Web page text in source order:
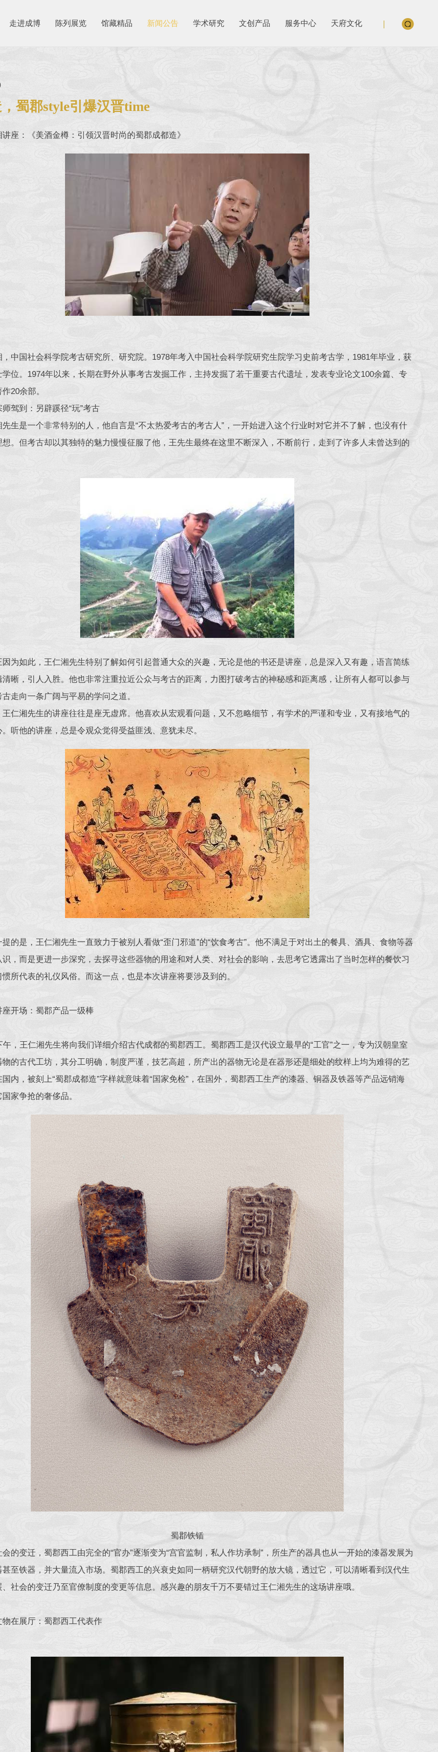
走进成博 陈列展览 馆藏精品 新闻公告 学术研究 文创产品 服务中心 天府文化
蜀郡style引爆汉晋time
座：《美酒金樽：引领汉晋时尚的蜀郡成都造》
，中国社会科学院考古研究所、研究院。1978年考入中国社会科学院研究生院学习史前考古学，1981年毕业，获
位。1974年以来，长期在野外从事考古发掘工作，主持发掘了若干重要古代遗址，发表专业论文100余篇、专
20余部。
驾到：另辟蹊径“玩”考古
先生是一个非常特别的人，他自言是“不太热爱考古的考古人”，一开始进入这个行业时对它并不了解，也没有什
。但考古却以其独特的魅力慢慢征服了他，王先生最终在这里不断深入，不断前行，走到了许多人未曾达到的
因为如此，王仁湘先生特别了解如何引起普通大众的兴趣，无论是他的书还是讲座，总是深入又有趣，语言简练
清晰，引人入胜。他也非常注重拉近公众与考古的距离，力图打破考古的神秘感和距离感，让所有人都可以参与
走向一条广阔与平易的学问之道。
王仁湘先生的讲座往往是座无虚席。他喜欢从宏观看问题，又不忽略细节，有学术的严谨和专业，又有接地气的
听他的讲座，总是令观众觉得受益匪浅、意犹未尽。
提的是，王仁湘先生一直致力于被别人看做“歪门邪道”的“饮食考古”。他不满足于对出土的餐具、酒具、食物等器
，而是更进一步深究，去探寻这些器物的用途和对人类、对社会的影响，去思考它透露出了当时怎样的餐饮习
所代表的礼仪风俗。而这一点，也是本次讲座将要涉及到的。
座开场：蜀郡产品一级棒
午，王仁湘先生将向我们详细介绍古代成都的蜀郡西工。蜀郡西工是汉代设立最早的“工官”之一，专为汉朝皇室
物的古代工坊，其分工明确，制度严谨，技艺高超，所产出的器物无论是在器形还是细处的纹样上均为难得的艺
内，被刻上“蜀郡成都造”字样就意味着“国家免检”，在国外，蜀郡西工生产的漆器、铜器及铁器等产品远销海
家争抢的奢侈品。
蜀郡铁锸
会的变迁，蜀郡西工由完全的“官办”逐渐变为“宫官监制，私人作坊承制”，所生产的器具也从一开始的漆器发展为
至铁器，并大量流入市场。蜀郡西工的兴衰史如同一柄研究汉代朝野的放大镜，透过它，可以清晰看到汉代生
社会的变迁乃至官僚制度的变更等信息。感兴趣的朋友千万不要错过王仁湘先生的这场讲座哦。
物在展厅：蜀郡西工代表作